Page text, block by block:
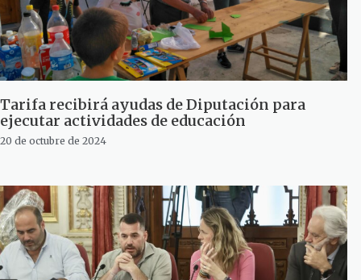
Tarifa recibirá ayudas de Diputación para
ejecutar actividades de educación
20 de octubre de 2024